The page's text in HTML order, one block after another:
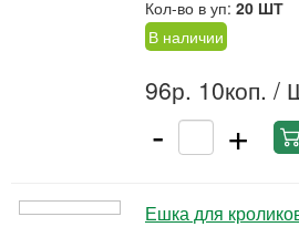
Кол-во в уп: 20 ШТ
В наличии
96р. 10коп. /
- +
Ешка для